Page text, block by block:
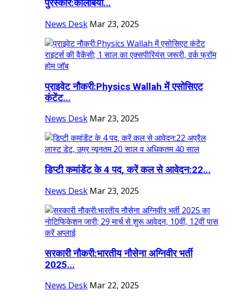
पुरस्कार:कोलंबिया...
News Desk Mar 23, 2025
प्राइवेट नौकरी:Physics Wallah में एसोसिएट
कंटेंट...
News Desk Mar 23, 2025
डिप्टी कमांडेंट के 4 पद, करें कल से आवेदन:22...
News Desk Mar 23, 2025
सरकारी नौकरी:भारतीय नौसेना अग्निवीर भर्ती
2025...
News Desk Mar 22, 2025